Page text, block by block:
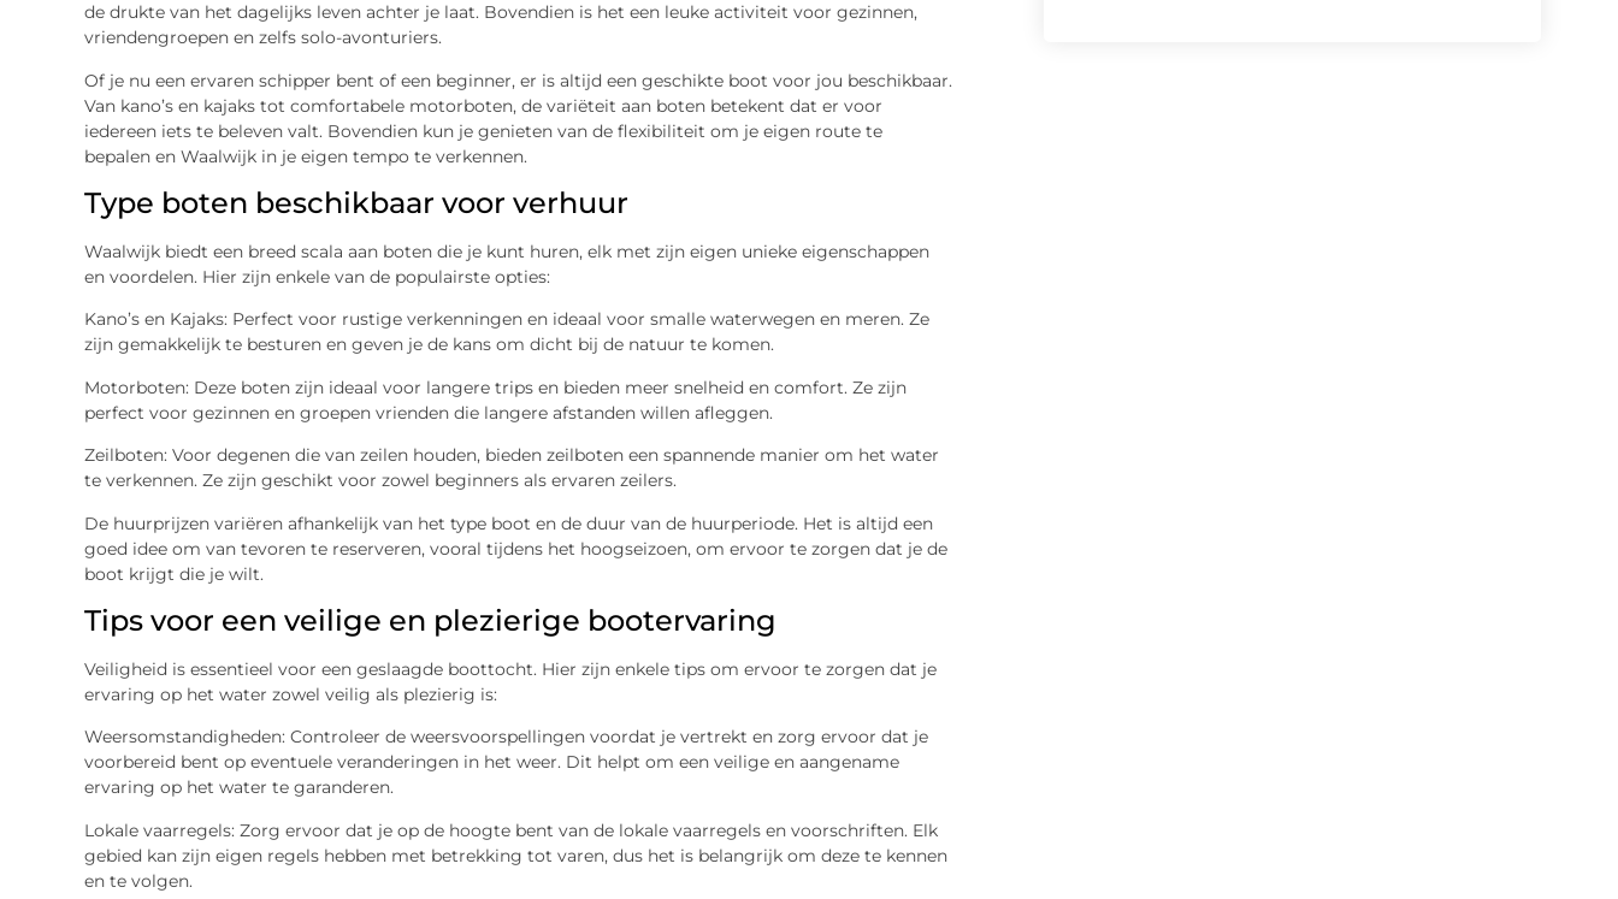
de drukte van het dagelijks leven achter je laat. Bovendien is het een leuke activiteit voor gezinnen,
vriendengroepen en zelfs solo-avonturiers.
Of je nu een ervaren schipper bent of een beginner, er is altijd een geschikte boot voor jou beschikbaar.
Van kano’s en kajaks tot comfortabele motorboten, de variëteit aan boten betekent dat er voor
iedereen iets te beleven valt. Bovendien kun je genieten van de flexibiliteit om je eigen route te
bepalen en Waalwijk in je eigen tempo te verkennen.
Type boten beschikbaar voor verhuur
Waalwijk biedt een breed scala aan boten die je kunt huren, elk met zijn eigen unieke eigenschappen
en voordelen. Hier zijn enkele van de populairste opties:
Kano’s en Kajaks: Perfect voor rustige verkenningen en ideaal voor smalle waterwegen en meren. Ze
zijn gemakkelijk te besturen en geven je de kans om dicht bij de natuur te komen.
Motorboten: Deze boten zijn ideaal voor langere trips en bieden meer snelheid en comfort. Ze zijn
perfect voor gezinnen en groepen vrienden die langere afstanden willen afleggen.
Zeilboten: Voor degenen die van zeilen houden, bieden zeilboten een spannende manier om het water
te verkennen. Ze zijn geschikt voor zowel beginners als ervaren zeilers.
De huurprijzen variëren afhankelijk van het type boot en de duur van de huurperiode. Het is altijd een
goed idee om van tevoren te reserveren, vooral tijdens het hoogseizoen, om ervoor te zorgen dat je de
boot krijgt die je wilt.
Tips voor een veilige en plezierige bootervaring
Veiligheid is essentieel voor een geslaagde boottocht. Hier zijn enkele tips om ervoor te zorgen dat je
ervaring op het water zowel veilig als plezierig is:
Weersomstandigheden: Controleer de weersvoorspellingen voordat je vertrekt en zorg ervoor dat je
voorbereid bent op eventuele veranderingen in het weer. Dit helpt om een veilige en aangename
ervaring op het water te garanderen.
Lokale vaarregels: Zorg ervoor dat je op de hoogte bent van de lokale vaarregels en voorschriften. Elk
gebied kan zijn eigen regels hebben met betrekking tot varen, dus het is belangrijk om deze te kennen
en te volgen.